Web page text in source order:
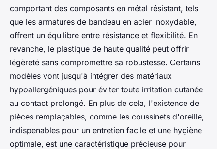
comportant des composants en métal résistant, tels
que les armatures de bandeau en acier inoxydable,
offrent un équilibre entre résistance et flexibilité. En
revanche, le plastique de haute qualité peut offrir
légèreté sans compromettre sa robustesse. Certains
modèles vont jusqu'à intégrer des matériaux
hypoallergéniques pour éviter toute irritation cutanée
au contact prolongé. En plus de cela, l'existence de
pièces remplaçables, comme les coussinets d'oreille,
indispenables pour un entretien facile et une hygiène
optimale, est une caractéristique précieuse pour